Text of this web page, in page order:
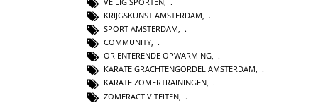
KRIJGSKUNST AMSTERDAM,
SPORT AMSTERDAM,
COMMUNITY,
ORIENTERENDE OPWARMING,
KARATE GRACHTENGORDEL AMSTERDAM,
KARATE ZOMERTRAININGEN,
ZOMERACTIVITEITEN